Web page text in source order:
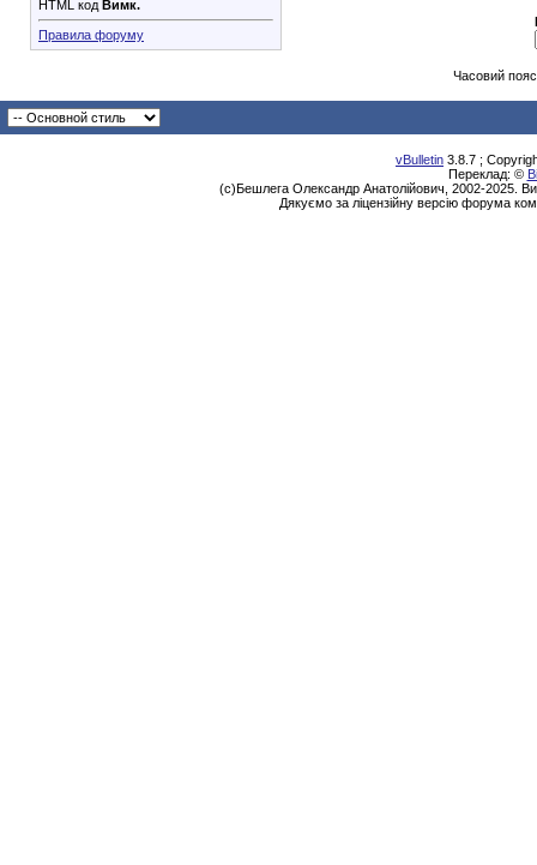
HTML код Вимк.
Правила форуму
Часовий
vBulletin 3.8.7 ;
Переклад: ©
(с)Бешлега Олександр Анатолійович, 2002-2025.
Дякуємо за ліцензійну версію форума